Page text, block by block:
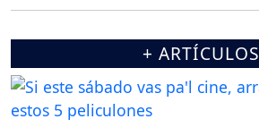
+ ARTÍCULOS